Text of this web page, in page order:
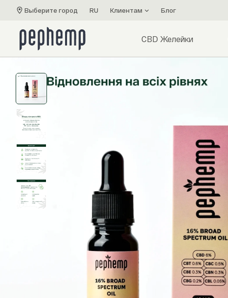
Выберите город RU Клиентам Блог
CBD Желейки